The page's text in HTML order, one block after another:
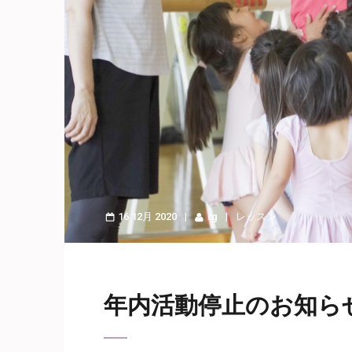
16 12月 2020 rg レッスン
年内活動停止のお知ら